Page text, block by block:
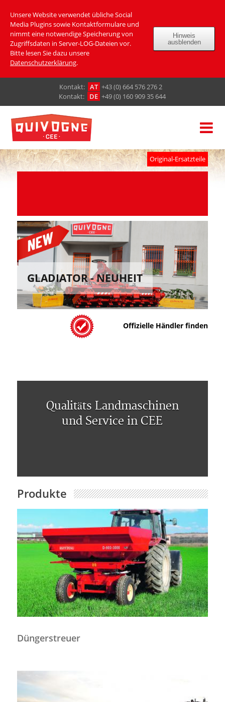
Unsere Website verwendet übliche Social
Media Plugins sowie Kontaktformulare und
nimmt eine notwendige Speicherung von
Zugriffsdaten in Server-LOG-Dateien vor.
Bitte lesen Sie dazu unsere
Datenschutzerklärung.
Hinweis
ausblenden
Кontakt: AT +43 (0) 664 576 276 2
Кontakt:
DE +49 (0) 160 909 35 644
Original-Ersatzteile
GLADIATOR - NEUHEIT
Offizielle Händler finden
Qualitäts Landmaschinen
und Service in CEE
Produkte
Düngerstreuer